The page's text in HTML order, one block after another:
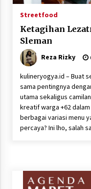
Streetfood
Ketagihan
Sleman
Reza Rizky
kulineryogya.id – Buat
sama pentingnya
utama sekaligus
kreatif warga +62
berbagai variasi menu
percaya? Ini lho, salah